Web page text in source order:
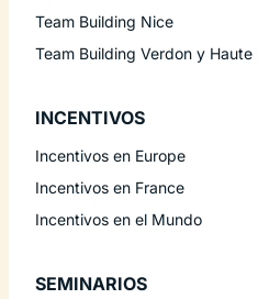
Team Building Nice
Team Building Verdon y Haute
INCENTIVOS
Incentivos en Europe
Incentivos en France
Incentivos en el Mundo
SEMINARIOS